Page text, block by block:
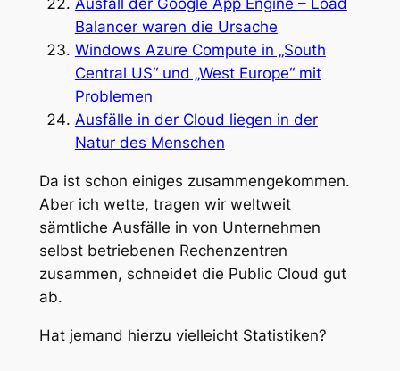
Ausfall der Google App Engine – Load
Balancer waren die Ursache
Windows Azure Compute in „South
Central US“ und „West Europe“ mit
Problemen
Ausfälle in der Cloud liegen in der
Natur des Menschen
Da ist schon einiges zusammengekommen.
Aber ich wette, tragen wir weltweit
sämtliche Ausfälle in von Unternehmen
selbst betriebenen Rechenzentren
zusammen, schneidet die Public Cloud gut
ab.
Hat jemand hierzu vielleicht Statistiken?